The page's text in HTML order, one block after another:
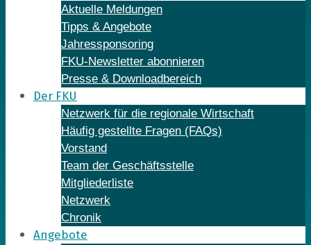
Aktuelle Meldungen
Tipps & Angebote
Jahressponsoring
FKU-Newsletter abonnieren
Presse & Downloadbereich
Der FKU
Netzwerk für die regionale Wirtschaft
Häufig gestellte Fragen (FAQs)
Vorstand
Team der Geschäftsstelle
Mitgliederliste
Netzwerk
Chronik
Angebote